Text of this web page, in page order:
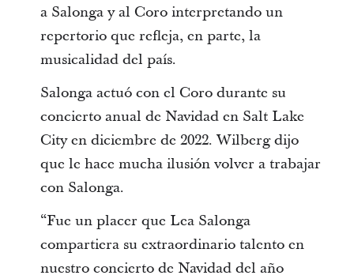
a Salonga y al Coro interpretando un
repertorio que refleja, en parte, la
musicalidad del país.
Salonga actuó con el Coro durante su
concierto anual de Navidad en Salt Lake
City en diciembre de 2022. Wilberg dijo
que le hace mucha ilusión volver a trabajar
con Salonga.
“Fue un placer que Lea Salonga
compartiera su extraordinario talento en
nuestro concierto de Navidad del año